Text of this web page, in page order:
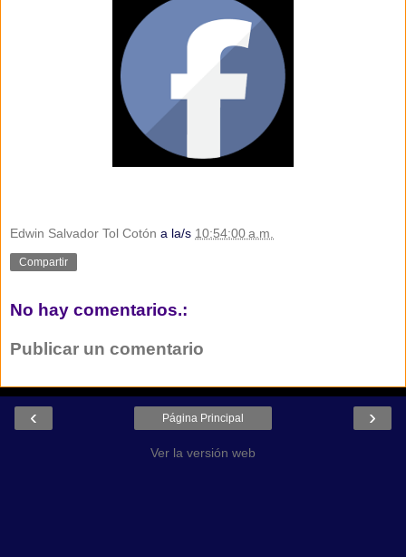
Edwin Salvador Tol Cotón a la/s 10:54:00 a.m.
Compartir
No hay comentarios.:
Publicar un comentario
‹ ›
Página Principal
Ver la versión web